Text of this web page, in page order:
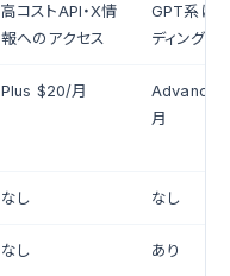
高コストAPI・X情
報へのアクセス
GPT系に
ディング精
Plus $20/月
月
なし なし
なし あり